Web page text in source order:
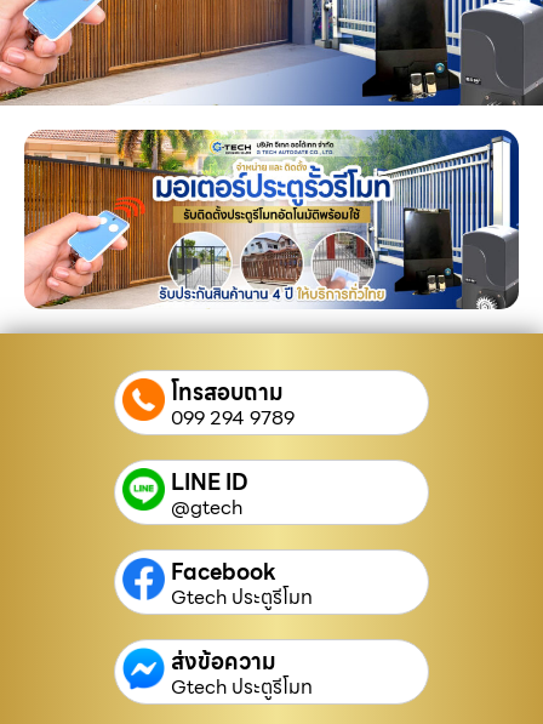
โทรสอบถาม
099 294 9789
LINE ID
@gtech
Facebook
Gtech ประตูรีโมท
ส่งข้อความ
Gtech ประตูรีโมท